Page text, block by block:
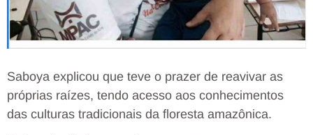
Saboya explicou que teve o prazer de reavivar as
próprias raízes, tendo acesso aos conhecimentos
das culturas tradicionais da floresta amazônica.